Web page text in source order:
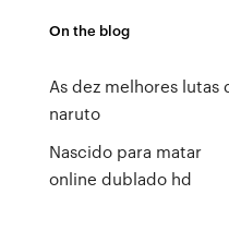
On the blog
As dez melhores lutas
naruto
Nascido para matar
online dublado hd